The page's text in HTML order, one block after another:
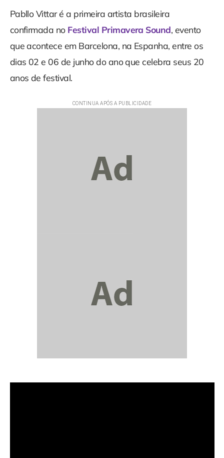
Pabllo Vittar é a primeira artista brasileira
confirmada no Festival Primavera Sound, evento
que acontece em Barcelona, na Espanha, entre os
dias 02 e 06 de junho do ano que celebra seus 20
anos de festival.